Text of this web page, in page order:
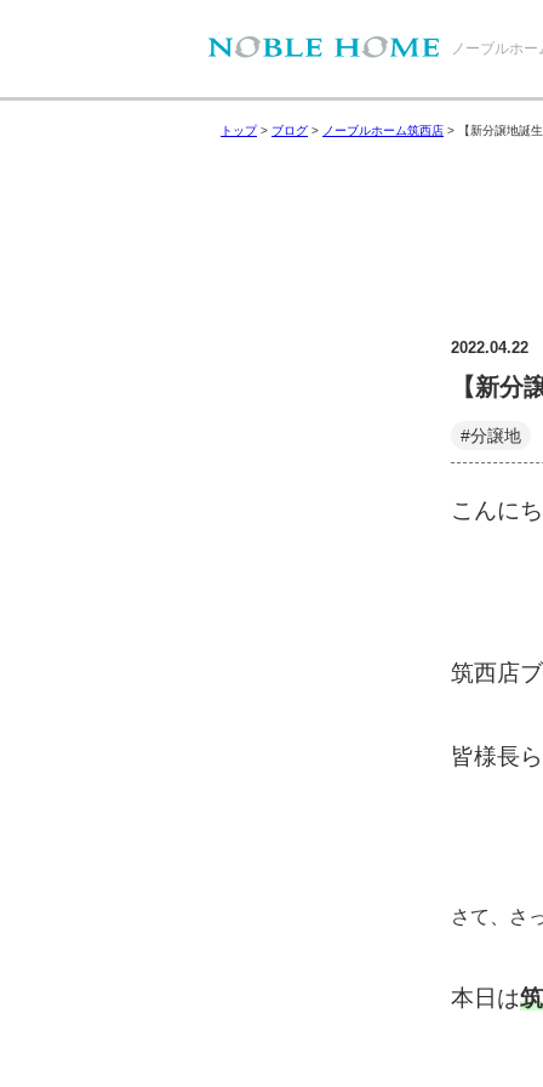
ノーブルホ
トップ> ブログ > ノーブルホーム筑西店 > 【新分譲地誕
2022.04.22
【新分
#分譲地
こんに
筑西店
皆様長
さて、さ
本日は